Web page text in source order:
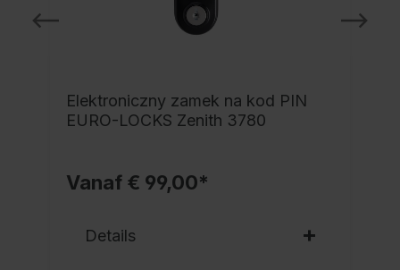
Elektroniczny zamek na kod PIN
EURO-LOCKS Zenith 3780
Vanaf € 99,00*
Details